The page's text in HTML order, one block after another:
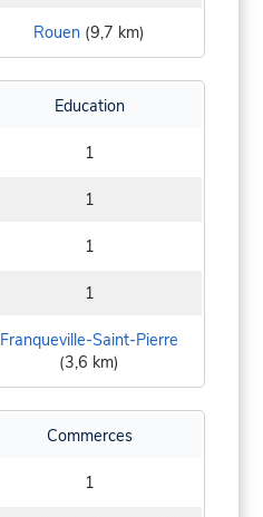
Rouen (9,7 km)
Education
1
1
1
1
Franqueville-Saint-Pierre
(3,6 km)
Commerces
1